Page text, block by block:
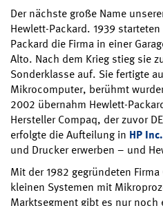
Der nächste große Name
Hewlett-Packard. 1939
Packard die Firma in einer
Alto. Nach dem Krieg stieg sie
Sonderklasse auf. Sie fertigte
Mikrocomputer, berühmt
2002 übernahm Hewlett-
Hersteller Compaq, der zuvor
erfolgte die Aufteilung in HP Inc.
und Drucker erwerben – und
Mit der 1982 gegründeten
kleinen Systemen mit
Marktsegment gibt es nur noch